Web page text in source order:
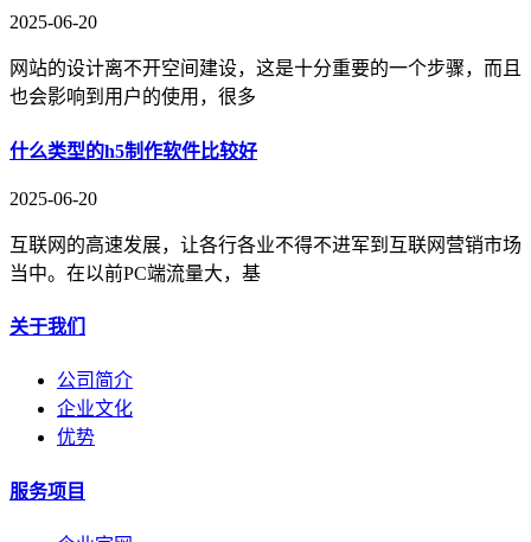
2025-06-20
网站的设计离不开空间建设，这是十分重要的一个步骤，而且
也会影响到用户的使用，很多
什么类型的h5制作软件比较好
2025-06-20
互联网的高速发展，让各行各业不得不进军到互联网营销市场
当中。在以前PC端流量大，基
关于我们
公司简介
企业文化
优势
服务项目